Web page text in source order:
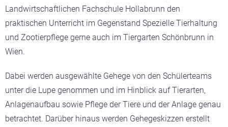
Landwirtschaftlichen Fachschule Hollabrunn den
praktischen Unterricht im Gegenstand Spezielle Tierhaltung
und Zootierpflege gerne auch im Tiergarten Schönbrunn in
Wien.
Dabei werden ausgewählte Gehege von den Schülerteams
unter die Lupe genommen und im Hinblick auf Tierarten,
Anlagenaufbau sowie Pflege der Tiere und der Anlage genau
betrachtet. Darüber hinaus werden Gehegeskizzen erstellt